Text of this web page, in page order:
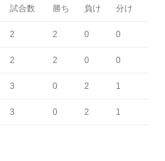
試合数 勝ち 負け 分け
2 2 0 0
2 2 0 0
3 0 2 1
3 0 2 1